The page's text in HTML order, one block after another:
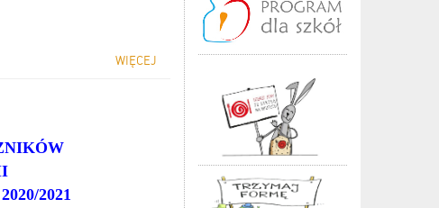
WIĘCEJ
2021